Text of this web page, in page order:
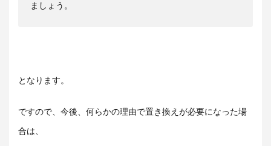
ましょう。
となります。
ですので、今後、何らかの理由で置き換えが必要になった場
合は、